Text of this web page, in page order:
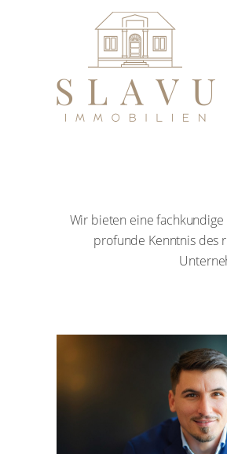
Wir bieten eine fachkundige
regionalen Immobilienmarktes